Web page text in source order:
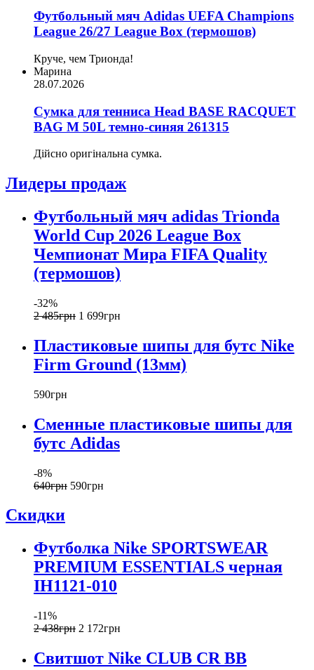
Футбольный мяч Adidas UEFA Champions
League 26/27 League Box (термошов)
Круче, чем Трионда!
Марина
28.07.2026
Сумка для тенниса Head BASE RACQUET
BAG M 50L темно-синяя 261315
Дійсно оригінальна сумка.
Лидеры продаж
Футбольный мяч adidas Trionda
World Cup 2026 League Box
Чемпионат Мира FIFA Quality
(термошов)
-32%
2 485грн 1 699грн
Пластиковые шипы для бутс Nike
Firm Ground (13мм)
590грн
Сменные пластиковые шипы для
бутс Adidas
-8%
640грн 590грн
Скидки
Футболка Nike SPORTSWEAR
PREMIUM ESSENTIALS черная
IH1121-010
-11%
2 438грн 2 172грн
Свитшот Nike CLUB CR BB